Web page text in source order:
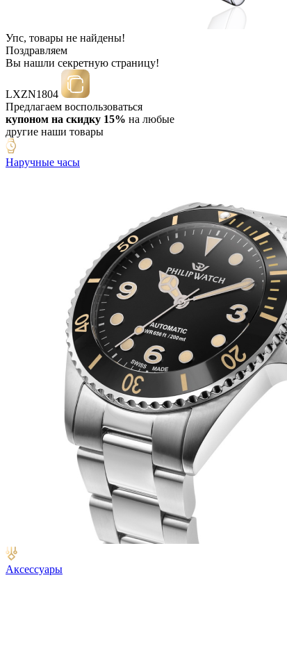
Упс, товары не найдены!
Поздравляем
Вы нашли секретную страницу!
LXZN1804
Предлагаем воспользоваться
купоном на скидку 15% на любые
другие наши товары
Наручные часы
Аксессуары